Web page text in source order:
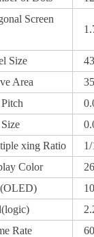
Screen
Size
Area
xing Ratio
1/
Color
10
Rate
60